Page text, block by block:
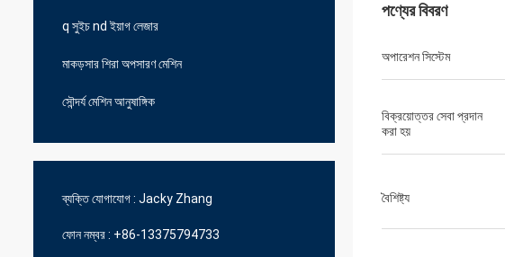
q সুইচ nd ইয়াগ লেজার
মাকড়সার শিরা অপসারণ মেশিন
সৌন্দর্য মেশিন আনুষাঙ্গিক
ব্যক্তি যোগাযোগ : Jacky Zhang
ফোন নম্বর : +86-13375794733
পণ্যের বিবরণ
অপারেশন সিস্টেম
বিক্রয়োত্তর সেবা প্রদান
করা হয়
বৈশিষ্ট্য